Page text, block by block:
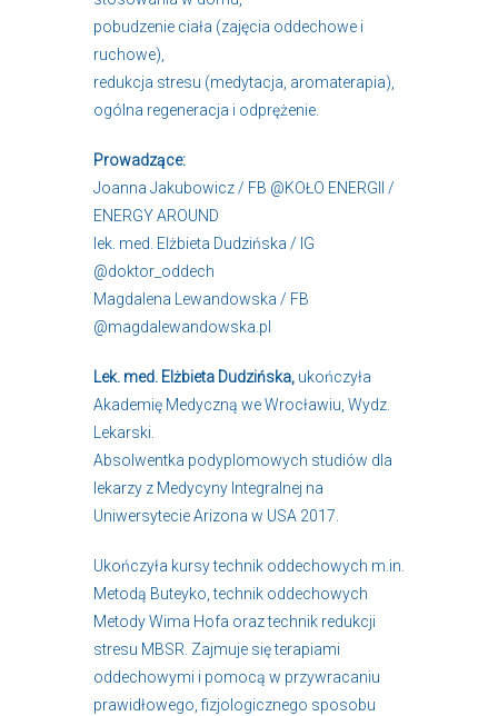
pobudzenie ciała (zajęcia oddechowe i
ruchowe),
redukcja stresu (medytacja, aromaterapia),
ogólna regeneracja i odprężenie.
Prowadzące:
Joanna Jakubowicz / FB @KOŁO ENERGII /
ENERGY AROUND
lek. med. Elżbieta Dudzińska / IG
@doktor_oddech
Magdalena Lewandowska / FB
@magdalewandowska.pl
Lek. med. Elżbieta Dudzińska, ukończyła
Akademię Medyczną we Wrocławiu, Wydz.
Lekarski.
Absolwentka podyplomowych studiów dla
lekarzy z Medycyny Integralnej na
Uniwersytecie Arizona w USA 2017.
Ukończyła kursy technik oddechowych m.in.
Metodą Buteyko, technik oddechowych
Metody Wima Hofa oraz technik redukcji
stresu MBSR. Zajmuje się terapiami
oddechowymi i pomocą w przywracaniu
prawidłowego, fizjologicznego sposobu